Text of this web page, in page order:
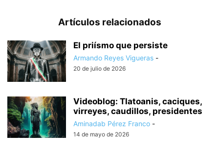
Artículos relacionados
El priísmo que persiste
Armando Reyes Vigueras -
20 de julio de 2026
Videoblog: Tlatoanis, caciques,
virreyes, caudillos, presidentes
Aminadab Pérez Franco -
14 de mayo de 2026